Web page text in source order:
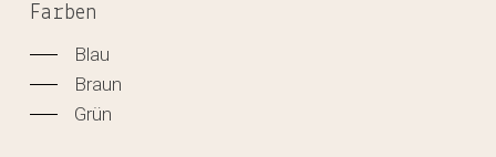
Farben
Blau
Braun
Grün